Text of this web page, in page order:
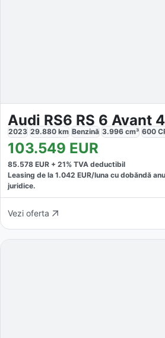
2023 29.880 km Benzină 3.996 cm³ 600
103.549 EUR
85.578 EUR + 21% TVA deductibil
Leasing de la 1.042 EUR/luna cu dobăndă
juridice.
Vezi oferta